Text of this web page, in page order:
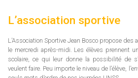
L’association sportive
L’Association Sportive Jean Bosco propose des
le mercredi après-midi. Les élèves prennent
scolaire, ce qui leur donne la possibilité de
veulent faire. Peu importe le niveau de l’élève,